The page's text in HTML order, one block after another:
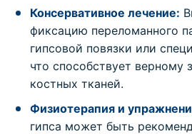
Консервативное лечение:
фиксацию переломанного
гипсовой повязки или
что способствует верному
костных тканей.
Физиотерапия и
гипса может быть